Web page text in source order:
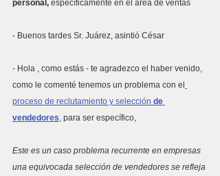
personal, específicamente en el área de ventas
- Buenos tardes Sr. Juárez, asintió César
- Hola , como estás - te agradezco el haber venido,
como le comenté tenemos un problema con el
proceso de reclutamiento y selección de
vendedores para ser específico,
Este es un caso problema recurrente en empresas
una equivocada selección de vendedores se refleja